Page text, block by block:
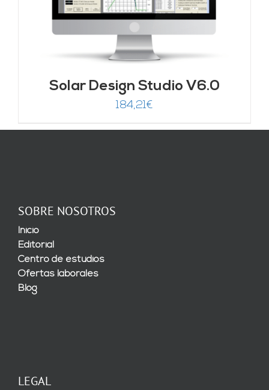
Solar Design Studio V6.0
184,21€
SOBRE NOSOTROS
Inicio
Editorial
Centro de estudios
Ofertas laborales
Blog
LEGAL